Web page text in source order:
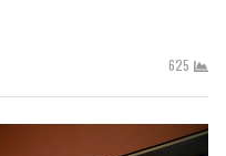
625